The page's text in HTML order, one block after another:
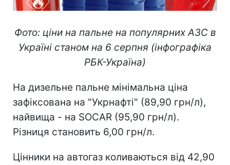
Фото: ціни на пальне на популярних АЗС в
Україні станом на 6 серпня (інфографіка
РБК-Україна)
На дизельне пальне мінімальна ціна
зафіксована на "Укрнафті" (89,90 грн/л),
найвища - на SOCAR (95,90 грн/л).
Різниця становить 6,00 грн/л.
Цінники на автогаз коливаються від 42,90